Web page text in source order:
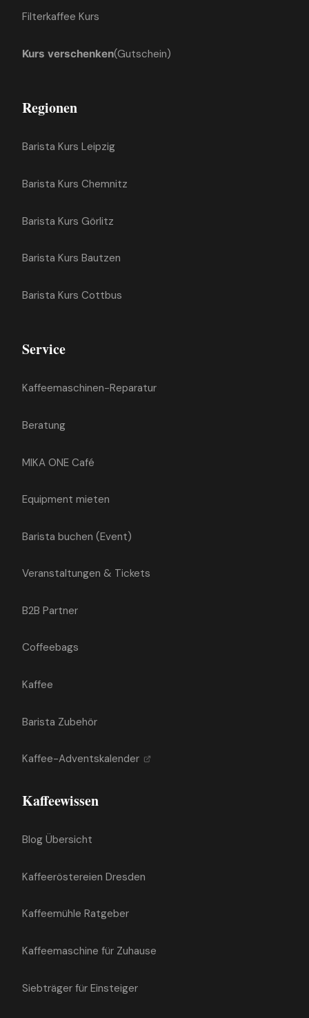
Filterkaffee Kurs
Kurs verschenken(Gutschein)
Regionen
Barista Kurs Leipzig
Barista Kurs Chemnitz
Barista Kurs Görlitz
Barista Kurs Bautzen
Barista Kurs Cottbus
Service
Kaffeemaschinen-Reparatur
Beratung
MIKA ONE Café
Equipment mieten
Barista buchen (Event)
Veranstaltungen & Tickets
B2B Partner
Coffeebags
Kaffee
Barista Zubehör
Kaffee-Adventskalender
Kaffeewissen
Blog Übersicht
Kaffeeröstereien Dresden
Kaffeemühle Ratgeber
Kaffeemaschine für Zuhause
Siebträger für Einsteiger